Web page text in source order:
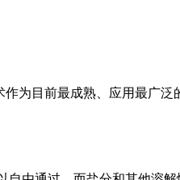
为目前最成熟、应用最广